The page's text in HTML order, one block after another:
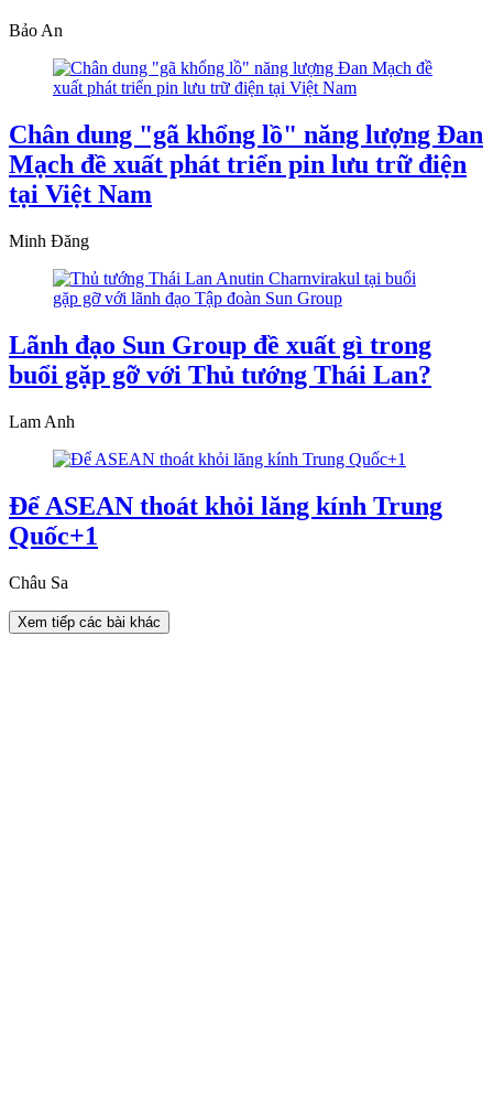
Bảo An
Chân dung "gã khổng lồ" năng lượng Đan
Mạch đề xuất phát triển pin lưu trữ điện
tại Việt Nam
Minh Đăng
Lãnh đạo Sun Group đề xuất gì trong
buổi gặp gỡ với Thủ tướng Thái Lan?
Lam Anh
Để ASEAN thoát khỏi lăng kính Trung
Quốc+1
Châu Sa
Xem tiếp các bài khác